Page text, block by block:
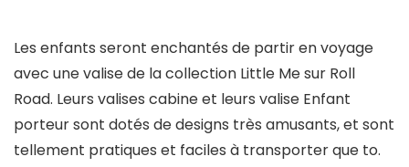
Les enfants seront enchantés de partir en voyage
avec une valise de la collection Little Me sur Roll
Road. Leurs valises cabine et leurs valise Enfant
porteur sont dotés de designs très amusants, et sont
tellement pratiques et faciles à transporter que to.